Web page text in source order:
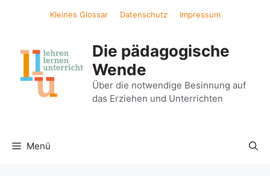
Kleines Glossar Datenschutz Impressum
Die pädagogische
Wende
Über die notwendige Besinnung auf
das Erziehen und Unterrichten
Menü